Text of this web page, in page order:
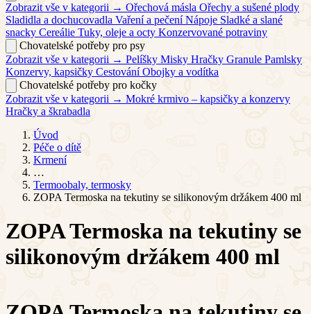
Zobrazit vše v kategorii → Ořechová másla Ořechy a sušené plody
Sladidla a dochucovadla Vaření a pečení Nápoje Sladké a slané
snacky Cereálie Tuky, oleje a octy Konzervované potraviny
Chovatelské potřeby pro psy
Zobrazit vše v kategorii → Pelíšky Misky Hračky Granule Pamlsky
Konzervy, kapsičky Cestování Obojky a vodítka
Chovatelské potřeby pro kočky
Zobrazit vše v kategorii → Mokré krmivo – kapsičky a konzervy
Hračky a škrabadla
Úvod
Péče o dítě
Krmení
…
Termoobaly, termosky
ZOPA Termoska na tekutiny se silikonovým držákem 400 ml
ZOPA Termoska na tekutiny se
silikonovým držákem 400 ml